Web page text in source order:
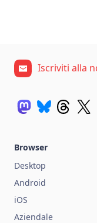
Iscriviti alla
Browser
Desktop
Android
iOS
Aziendale